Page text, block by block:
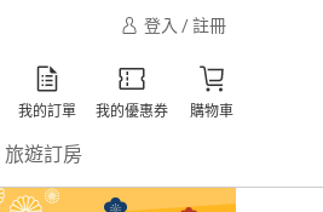
登入 / 註冊
我的訂單 我的優惠券 購物車
旅遊訂房